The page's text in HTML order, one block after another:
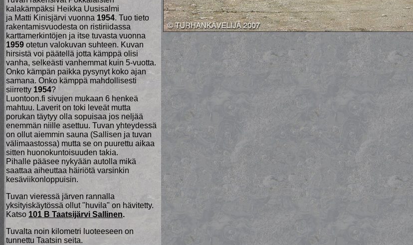
kalakämpäksi Heikka Uusisalmi
ja Matti Kinisjärvi vuonna 1954. Tuo tieto
rakentamisvuodesta on ristiriidassa
karttamerkintöjen ja itse tuvasta vuonna
1959 otetun valokuvan suhteen. Kuvan
hirsistä voi päätellä jotta kämppä olisi
vanha, selkeästi vanhemmat kuin 5-vuotta.
Onko kämpän paikka pysynyt koko ajan
samana. Onko kämppä mahdollisesti
siirretty 1954?
Luontoon.fi sivujen mukaan 6 henkeä
mahtuu. Laverit on toki leveät mutta
porukan täytyy olla sopuisaa jos neljää
enemmän niille asettuu. Tuvan yhteydessä
on ollut aiemmin sauna (Sallisen ja tuvan
välimaastossa) mutta se on puurettu aikaa
sitten huonokuntoisuuden takia.
Pihalle pääsee nykyään autolla mikä
saattaa aiheuttaa häiriötä varsinkin
kesäviikonloppuisin.
Tuvan vieressä järven rannalla
yksityiskäytössä ollut "huvila" on hävitetty.
Katso 101 B Taatsijärvi Sallinen.
Tuvalta noin kilometri luoteeseen on
tunnettu Taatsin seita.